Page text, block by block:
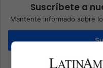
Suscríbete a
Mantente informado sobre